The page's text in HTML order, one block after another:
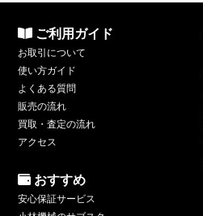
ご利用ガイド
お取引について
使い方ガイド
よくある質問
販売の流れ
買取・査定の流れ
アクセス
おすすめ
安心保証サービス